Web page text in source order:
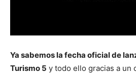
Ya sabemos la fecha oficial de
Turismo 5 y todo ello gracias a un